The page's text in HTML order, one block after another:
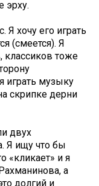
эрху.
хочу его играть
(смеется). Я
тоже
играть музыку
скрипке дерни
двух
Я ищу что бы
«кликает» и я
а
долгий и